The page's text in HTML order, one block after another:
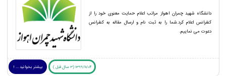
دانشگاه شهید چمران اهواز مراتب اعلام حمایت معنوی خود را از
کنفرانس اعلام کرد.شما را به ثبت نام و ارسال مقاله به کنفرانس
دعوت می نماییم.
1399/11/04 (3 سال قبل ) بیشتر بخوانید ... !